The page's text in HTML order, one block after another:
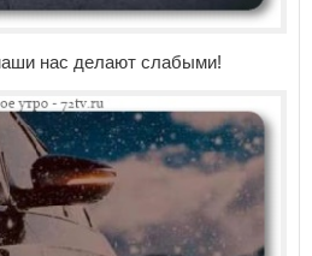
нас делают слабыми!